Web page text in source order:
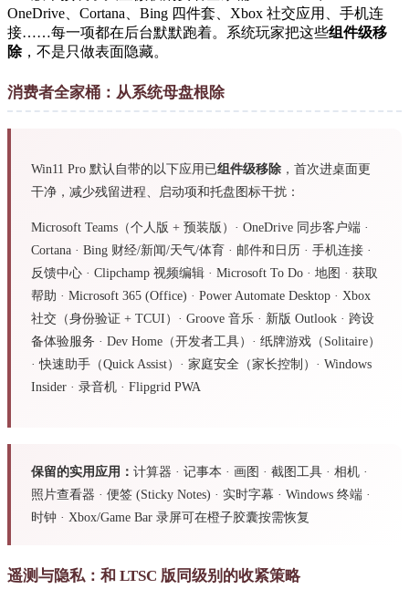
OneDrive、Cortana、Bing 四件套、Xbox 社交应用、手机连
接……每一项都在后台默默跑着。系统玩家把这些组件级移
除，不是只做表面隐藏。
消费者全家桶：从系统母盘根除
Win11 Pro 默认自带的以下应用已组件级移除 ，首次进桌面更
干净，减少残留进程、启动项和托盘图标干扰：
Microsoft Teams（个人版 + 预装版）· OneDrive 同步客户端 ·
Cortana · Bing 财经/新闻/天气/体育 · 邮件和日历 · 手机连接 ·
反馈中心 · Clipchamp 视频编辑 · Microsoft To Do · 地图 · 获取
帮助 · Microsoft 365 (Office) · Power Automate Desktop · Xbox
社交（身份验证 + TCUI）· Groove 音乐 · 新版 Outlook · 跨设
备体验服务 · Dev Home（开发者工具）· 纸牌游戏（Solitaire）
· 快速助手（Quick Assist）· 家庭安全（家长控制）· Windows
Insider · 录音机 · Flipgrid PWA
保留的实用应用： 计算器 · 记事本 · 画图 · 截图工具 · 相机 ·
照片查看器 · 便签 (Sticky Notes) · 实时字幕 · Windows 终端 ·
时钟 · Xbox/Game Bar 录屏可在橙子胶囊按需恢复
遥测与隐私：和 LTSC 版同级别的收紧策略